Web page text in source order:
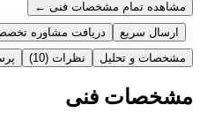
مشاهده تمام مشخصات فنی ←
ارسال سریع
دریافت مشاوره
مشخصات و تحلیل
نظرات (10)
مشخصات فنی